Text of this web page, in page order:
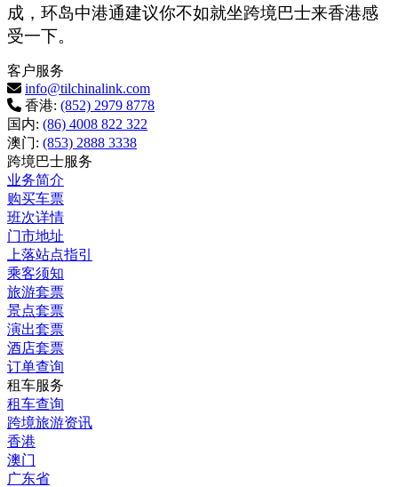
成，环岛中港通建议你不如就坐跨境巴士来香港感
受一下。
客户服务
info@tilchinalink.com
香港: (852) 2979 8778
国内: (86) 4008 822 322
澳门: (853) 2888 3338
跨境巴士服务
业务简介
购买车票
班次详情
门市地址
上落站点指引
乘客须知
旅游套票
景点套票
演出套票
酒店套票
订单查询
租车服务
租车查询
跨境旅游资讯
香港
澳门
广东省